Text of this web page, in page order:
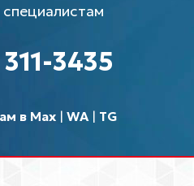
3435
в Max| WA| TG